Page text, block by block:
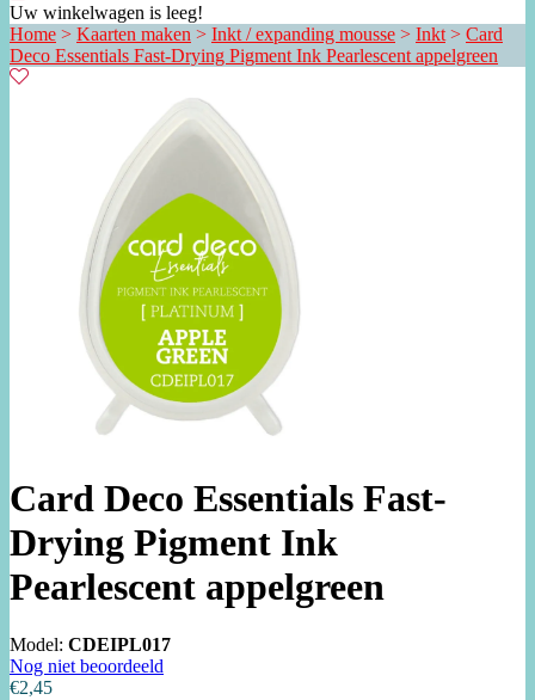
Uw winkelwagen is leeg!
Home > Kaarten maken > Inkt / expanding mousse > Inkt > Card
Deco Essentials Fast-Drying Pigment Ink Pearlescent appelgreen
Card Deco Essentials Fast-
Drying Pigment Ink
Pearlescent appelgreen
Model: CDEIPL017
Nog niet beoordeeld
€2,45